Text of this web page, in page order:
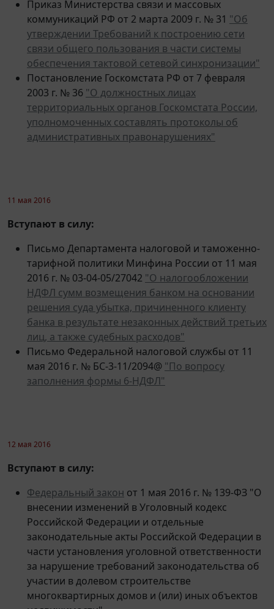
коммуникаций РФ от 2 марта 2009 г. № 31
утверждении Требований к построению сети
связи общего пользования в части системы
обеспечения тактовой сетевой синхронизации"
Постановление Госкомстата РФ от 7 февраля
2003 г. № 36"О должностных лицах
территориальных органов Госкомстата России,
уполномоченных составлять протоколы об
административных правонарушениях"
тарифной политики Минфина России от 11 мая
2016 г. № 03-04-05/27042"О налогообложении
НДФЛ сумм возмещения банком на основании
решения суда убытка, причиненного клиенту
банка в результате незаконных действий третьих
лиц, а также судебных расходов"
Письмо Федеральной налоговой службы от 11
мая 2016 г. № БС-3-11/2094@"По вопросу
заполнения формы 6-НДФЛ"
внесении изменений в Уголовный кодекс
Российской Федерации и отдельные
законодательные акты Российской Федерации в
части установления уголовной ответственности
за нарушение требований законодательства об
участии в долевом строительстве
многоквартирных домов и (или) иных объектов
недвижимости"